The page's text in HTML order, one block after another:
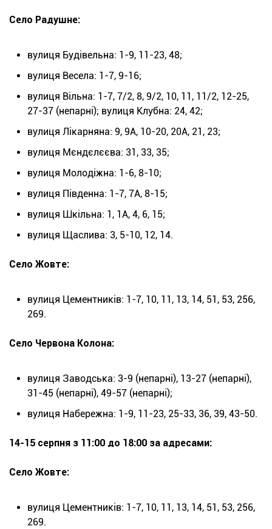
Село Радушне:
вулиця Будівельна: 1-9, 11-23, 48;
вулиця Весела: 1-7, 9-16;
вулиця Вільна: 1-7, 7/2, 8, 9/2, 10, 11, 11/2, 12-25,
27-37 (непарні); вулиця Клубна: 24, 42;
вулиця Лікарняна: 9, 9А, 10-20, 20А, 21, 23;
вулиця Мєндєлєєва: 31, 33, 35;
вулиця Молодіжна: 1-6, 8-10;
вулиця Південна: 1-7, 7А, 8-15;
вулиця Шкільна: 1, 1А, 4, 6, 15;
вулиця Щаслива: 3, 5-10, 12, 14.
Село Жовте:
вулиця Цементників: 1-7, 10, 11, 13, 14, 51, 53, 256,
269.
Село Червона Колона:
вулиця Заводська: 3-9 (непарні), 13-27 (непарні),
31-45 (непарні), 49-57 (непарні);
вулиця Набережна: 1-9, 11-23, 25-33, 36, 39, 43-50.
14-15 серпня з 11:00 до 18:00 за адресами:
Село Жовте:
вулиця Цементників: 1-7, 10, 11, 13, 14, 51, 53, 256,
269.